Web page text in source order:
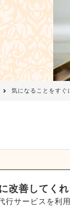
気になることをすぐ
改善してくれ
行サービスを利